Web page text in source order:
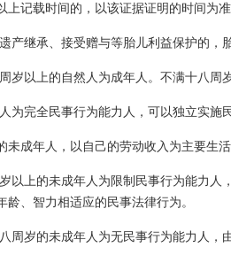
上记载时间的，以该证据证明的时间为
产继承、接受赠与等胎儿利益保护的
岁以上的自然人为成年人。不满十八周
为完全民事行为能力人，可以独立实施
未成年人，以自己的劳动收入为主要生
以上的未成年人为限制民事行为能力
龄、智力相适应的民事法律行为。
周岁的未成年人为无民事行为能力人，